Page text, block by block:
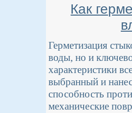
Как
Герметизация
воды, но и
характеристики
выбранный и
способность
механические